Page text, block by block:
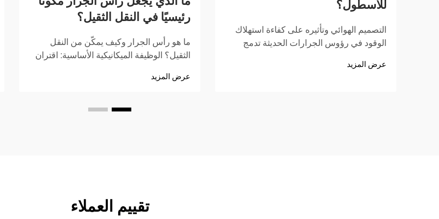
للأسطول؟
التصميم الهوائي وتأثيره على كفاءة استهلاك
الوقود في رؤوس الجرارات الحديثة تدمج
ذكية تقلل من مقاومة الرياح وتحسّن استهلاك
عرض المزيد
رئيسيًا في النقل الثقيل؟
ما هو رأس الجرار وكيف يمكّن من النقل
الثقيل؟ الوظيفة الميكانيكية الأساسية: اقتران
والتحكم في المفصل. يعتبر رأس الجرار
الكبيرة، حيث يقوم بتحويل الطاقة إلى...
عرض المزيد
تقييم العملاء